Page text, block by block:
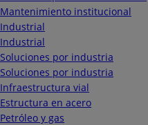
Mantenimiento institucional
Industrial
Industrial
Soluciones por industria
Soluciones por industria
Infraestructura vial
Estructura en acero
Petróleo y gas